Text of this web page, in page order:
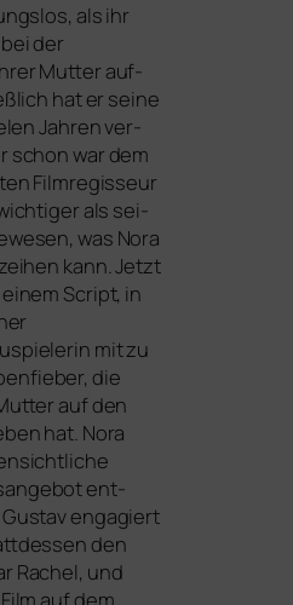
als ihr
der
Mutter auf­
hat er sei­ne
Jahren ver­
schon war dem
Filmregisseur
als sei­
was Nora
kann. Jetzt
Script, in
mit zu
die
auf den
hat. Nora
ent­
enga­giert
den
Rachel, und